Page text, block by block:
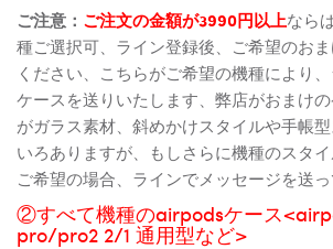
ご注意： ご注文の金額が3990円以上なら
種ご選択可、ライン登録後、ご希望のお
ください、こちらがご希望の機種により
ケースを送りいたします、弊店がおまけ
がガラス素材、斜めかけスタイルや手帳
いろありますが、もしさらに機種のスタ
ご希望の場合、ラインでメッセージを送
②すべて機種のairpodsケース
pro/pro2 2/1 通用型など>